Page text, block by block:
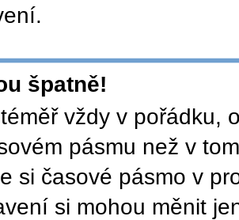
špatně!
vždy v pořádku,
pásmu než v
si časové pásmo v
si mohou měnit